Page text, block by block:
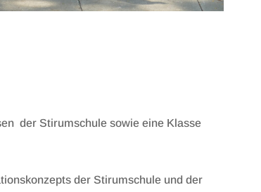
der Stirumschule sowie eine Klasse
der Stirumschule und der